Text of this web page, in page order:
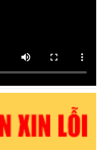
báo lịch Tiếp công
tịch UBND xã
vật, phương tiện vi
quỹ Nhà nước